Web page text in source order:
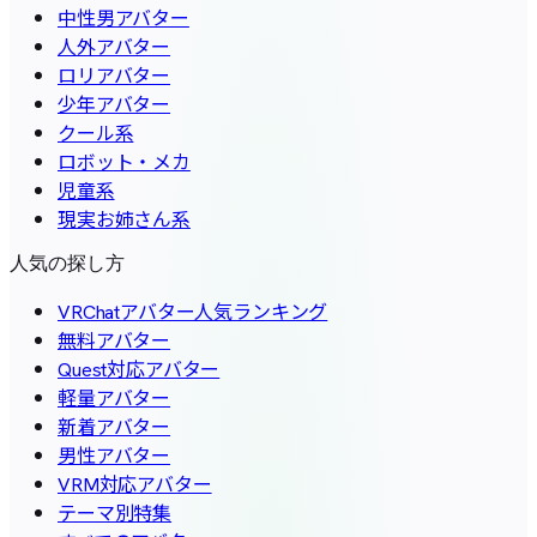
中性男アバター
人外アバター
ロリアバター
少年アバター
クール系
ロボット・メカ
児童系
現実お姉さん系
人気の探し方
VRChatアバター人気ランキング
無料アバター
Quest対応アバター
軽量アバター
新着アバター
男性アバター
VRM対応アバター
テーマ別特集